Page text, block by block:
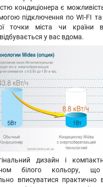
кондиціонера є
підключення по WI-FI
точки міста чи країни
у вас вдома.
дизайн і
білого кольору, що
вписуватися практично